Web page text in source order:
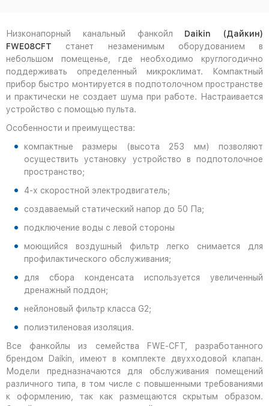
Низконапорный канальный фанкойл Daikin (Дайкин)
FWE08CFT станет незаменимым оборудованием в
небольшом помещенье, где необходимо круглогодично
поддерживать определенный микроклимат. Компактный
прибор быстро монтируется в подпотолочном пространстве
и практически не создает шума при работе. Настраивается
устройство с помощью пульта.
Особенности и преимущества:
компактные размеры (высота 253 мм) позволяют
осуществить установку устройство в подпотолочное
пространство;
4-х скоростной электродвигатель;
создаваемый статический напор до 50 Па;
подключение воды с левой стороны
моющийся воздушный фильтр легко снимается для
профилактического обслуживания;
для сбора конденсата используется увеличенный
дренажный поддон;
нейлоновый фильтр класса G2;
полиэтиленовая изоляция.
Все фанкойлы из семейства FWE-CFT, разработанного
брендом Daikin, имеют в комплекте двухходовой клапан.
Модели предназначаются для обслуживания помещений
различного типа, в том числе с повышенными требованиями
к оформлению, так как размещаются скрытым образом.